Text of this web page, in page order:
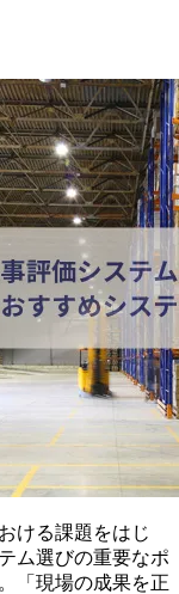
ける課題をはじ
ム選びの重要なポ
「現場の成果を正